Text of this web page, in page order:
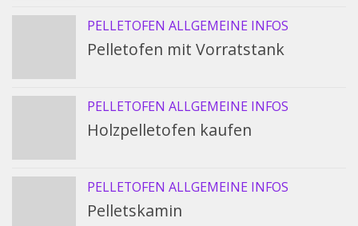
PELLETOFEN ALLGEMEINE INFOS
Pelletofen mit Vorratstank
PELLETOFEN ALLGEMEINE INFOS
Holzpelletofen kaufen
PELLETOFEN ALLGEMEINE INFOS
Pelletskamin